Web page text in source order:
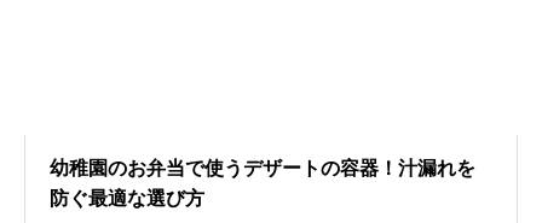
幼稚園のお弁当で使うデザートの容器！汁漏れを
防ぐ最適な選び方